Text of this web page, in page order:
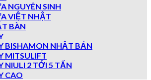
NGUYÊN SINH
VIỆT NHẬT
BÀN
BISHAMON NHẬT BẢN
MITSULIFT
NIULI 2 TỚI 5 TẤN
CAO